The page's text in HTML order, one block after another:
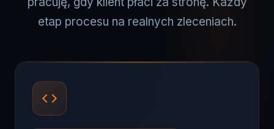
01 · PRACA Z AI W KODZIE